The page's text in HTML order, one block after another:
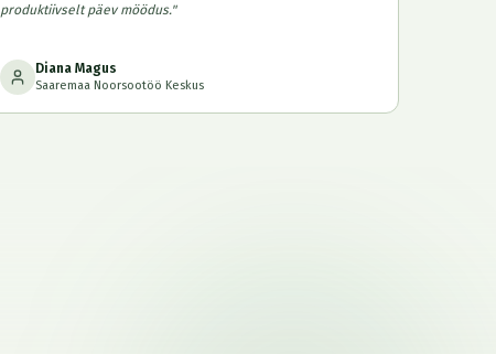
produktiivselt päev möödus."
Diana Magus
Saaremaa Noorsootöö Keskus